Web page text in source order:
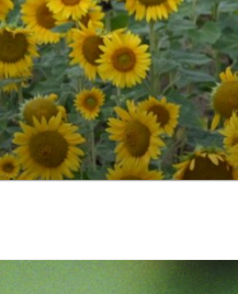
コ
ン
テ
ン
ツ
へ
ス